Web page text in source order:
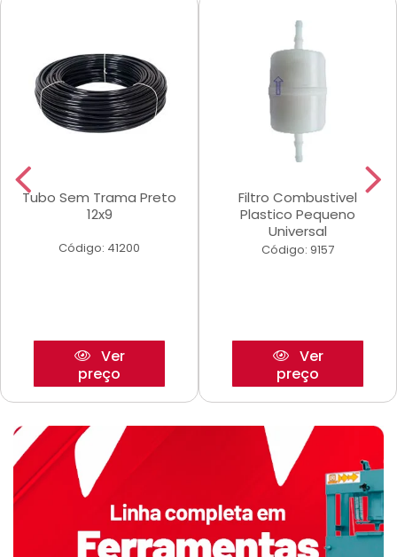
Tubo Sem Trama Preto
12x9
Código: 41200
Ver
preço
Filtro Combustivel
Plastico Pequeno
Universal
Código: 9157
Ver
preço